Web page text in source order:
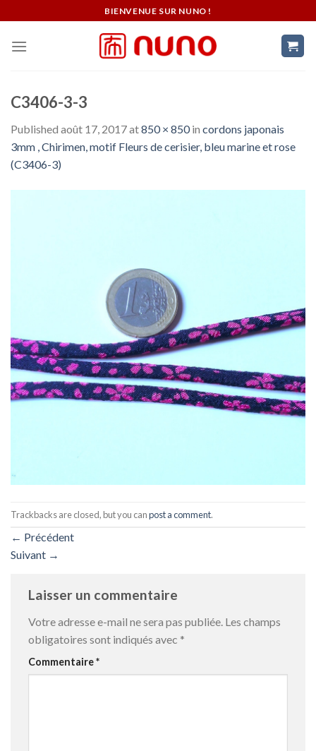
to
content
BIENVENUE SUR NUNO !
C3406-3-3
Published août 17, 2017at850 × 850in cordons japonais
3mm , Chirimen, motif Fleurs de cerisier, bleu marine et rose
(C3406-3)
Trackbacks are closed, but you canpost a comment.
← Précédent
Suivant →
Laisser un commentaire
Votre adresse e-mail ne sera pas publiée. Les champs
obligatoires sont indiqués avec *
Commentaire*